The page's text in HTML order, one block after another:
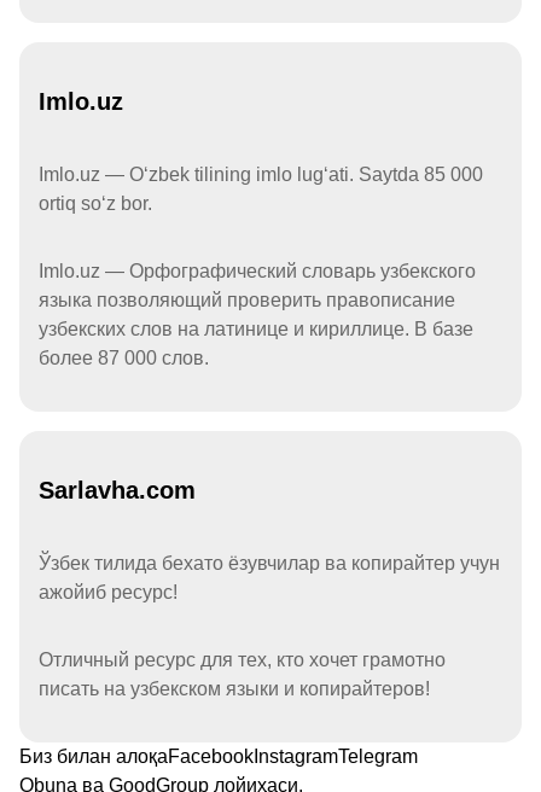
Imlo.uz
Imlo.uz — Oʻzbek tilining imlo lugʻati. Saytda 85 000
ortiq soʻz bor.
Imlo.uz — Орфографический словарь узбекского
языка позволяющий проверить правописание
узбекских слов на латинице и кириллице. В базе
более 87 000 слов.
Sarlavha.com
Ўзбек тилида бехато ёзувчилар ва копирайтер учун
ажойиб ресурс!
Отличный ресурс для тех, кто хочет грамотно
писать на узбекском языки и копирайтеров!
Биз билан алоқаFacebook InstagramTelegram
Obuna ва GoodGroup лойиҳаси.